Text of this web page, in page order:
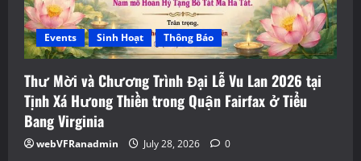
Events Sinh Hoạt Thông Báo
Thư Mời và Chương Trình Đại Lễ Vu Lan 2026 tại
Tịnh Xá Hưong Thiền trong Quận Fairfax ở Tiểu
Bang Virginia
webVFRanadmin July 28, 2026 0